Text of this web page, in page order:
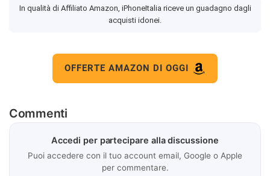
In qualità di Affiliato Amazon, iPhoneItalia riceve un guadagno dagli
acquisti idonei.
OFFERTE AMAZON DI OGGI
Commenti
Accedi per partecipare alla discussione
Puoi accedere con il tuo account email, Google o Apple
per commentare.